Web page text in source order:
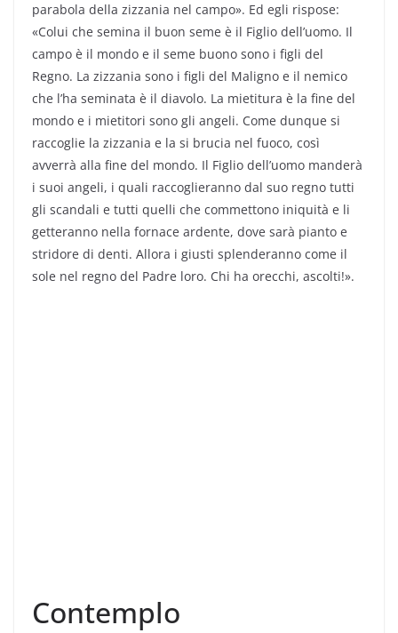
parabola della zizzania nel campo». Ed egli rispose:
«Colui che semina il buon seme è il Figlio dell’uomo. Il
campo è il mondo e il seme buono sono i figli del
Regno. La zizzania sono i figli del Maligno e il nemico
che l’ha seminata è il diavolo. La mietitura è la fine del
mondo e i mietitori sono gli angeli. Come dunque si
raccoglie la zizzania e la si brucia nel fuoco, così
avverrà alla fine del mondo. Il Figlio dell’uomo manderà
i suoi angeli, i quali raccoglieranno dal suo regno tutti
gli scandali e tutti quelli che commettono iniquità e li
getteranno nella fornace ardente, dove sarà pianto e
stridore di denti. Allora i giusti splenderanno come il
sole nel regno del Padre loro. Chi ha orecchi, ascolti!».
Contemplo